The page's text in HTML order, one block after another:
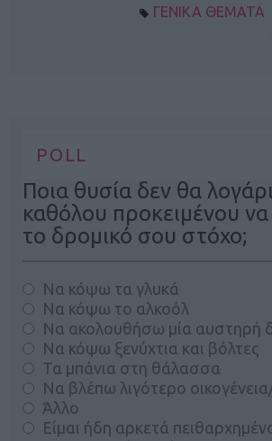
ΓΕΝΙΚΑ ΘΕΜΑΤΑ
POLL
Ποια θυσία δεν θα
καθόλου προκειμένου να
το δρομικό σου στόχο;
Να κόψω τα γλυκά
Να κόψω το αλκοόλ
Να ακολουθήσω μία αυστηρή
Να κόψω ξενύχτια και βόλτες
Τα μπάνια στη θάλασσα
Να βλέπω λιγότερο
Άλλο
Είμαι ήδη αρκετά